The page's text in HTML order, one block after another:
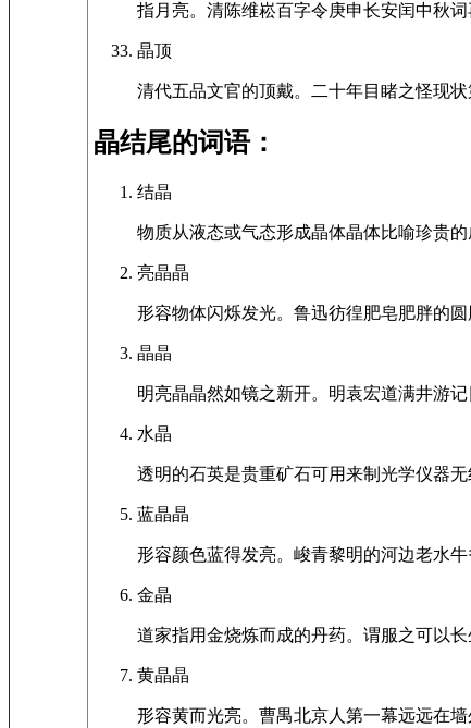
指月亮。清陈维崧百字令庚申长安闰中秋
晶顶
清代五品文官的顶戴。二十年目睹之怪现
晶结尾的词语：
结晶
物质从液态或气态形成晶体晶体比喻珍贵
亮晶晶
形容物体闪烁发光。鲁迅彷徨肥皂肥胖的
晶晶
明亮晶晶然如镜之新开。明袁宏道满井游
水晶
透明的石英是贵重矿石可用来制光学仪器
蓝晶晶
形容颜色蓝得发亮。峻青黎明的河边老水
金晶
道家指用金烧炼而成的丹药。谓服之可以
黄晶晶
形容黄而光亮。曹禺北京人第一幕远远在